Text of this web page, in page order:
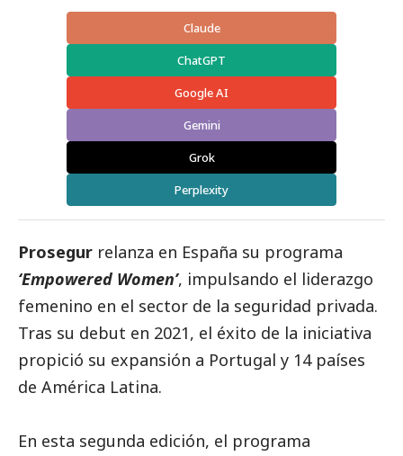
Claude
ChatGPT
Google AI
Gemini
Grok
Perplexity
Prosegur relanza en España su programa
‘Empowered Women’, impulsando el liderazgo
femenino en el sector de la seguridad privada.
Tras su debut en 2021, el éxito de la iniciativa
propició su expansión a Portugal y 14 países
de América Latina.
En esta segunda edición, el programa